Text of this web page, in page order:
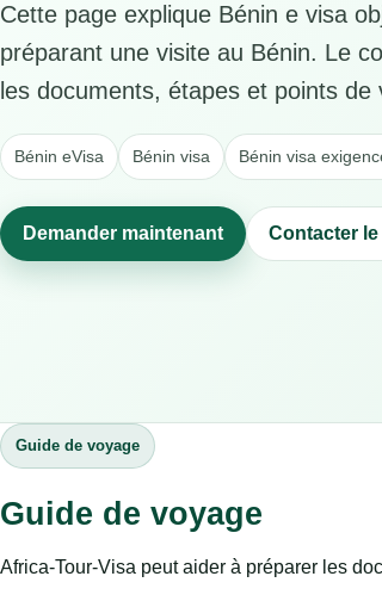
Cette page explique Bénin e visa
préparant une visite au Bénin. Le
les documents, étapes et points de
Bénin eVisa Bénin visa Bénin visa
Demander maintenant Contacter
Guide de voyage
Guide de voyage
Africa-Tour-Visa peut aider à préparer les